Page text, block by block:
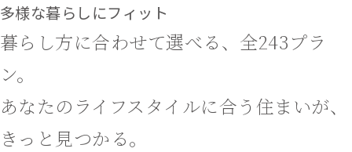
多様な暮らしにフィット
暮らし方に合わせて選べる、全243プラ
ン。
あなたのライフスタイルに合う住まいが、
きっと見つかる。